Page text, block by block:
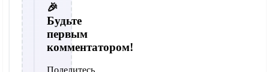
🎉
Будьте
первым
комментатором!